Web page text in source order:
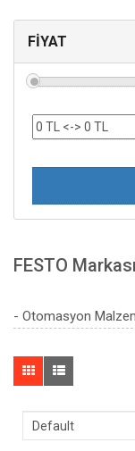
FİYAT
FESTO
- Otomasyon